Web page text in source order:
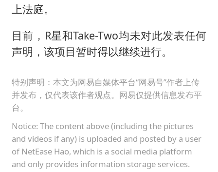
上法庭。
目前，R星和Take-Two均未对此发表任何
声明，该项目暂时得以继续进行。
特别声明：本文为网易自媒体平台“网易号”作者上传
并发布，仅代表该作者观点。网易仅提供信息发布平
台。
Notice: The content above (including the pictures
and videos if any) is uploaded and posted by a user
of NetEase Hao, which is a social media platform
and only provides information storage services.